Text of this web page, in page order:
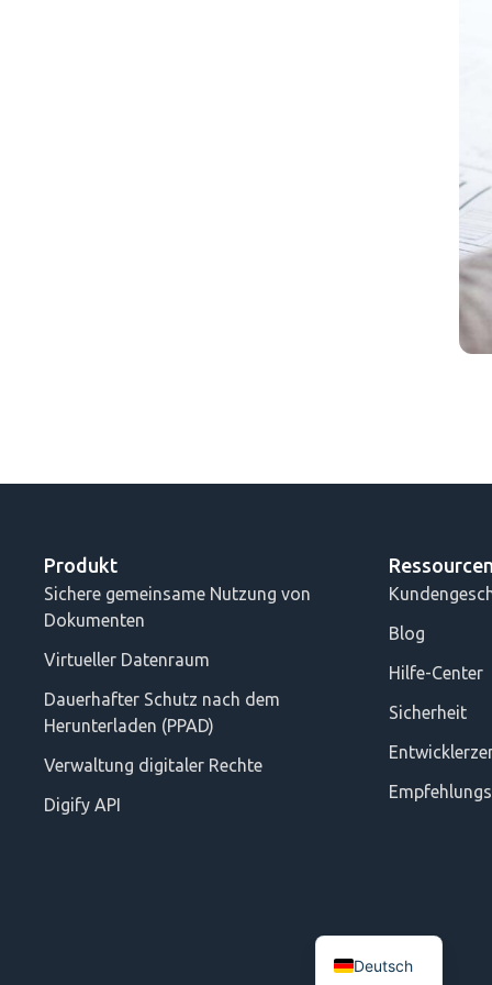
Produkt
Sichere gemeinsame Nutzung von
Dokumenten
Virtueller Datenraum
Dauerhafter Schutz nach dem
Herunterladen (PPAD)
Verwaltung digitaler Rechte
Digify API
Blog
Hilfe-Center
Sicherheit
Deutsch